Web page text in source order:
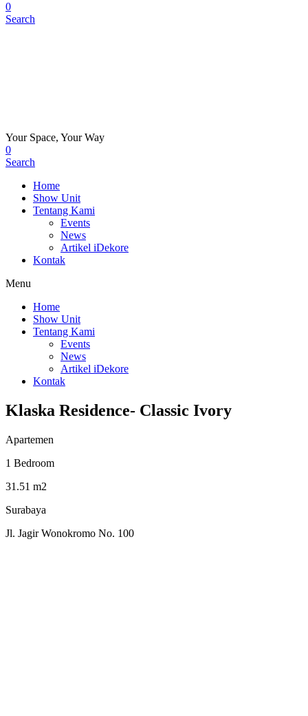
0
Search
Your Space, Your Way
0
Search
Home
Show Unit
Tentang Kami
Events
News
Artikel iDekore
Kontak
Menu
Home
Show Unit
Tentang Kami
Events
News
Artikel iDekore
Kontak
Klaska Residence- Classic Ivory
Apartemen
1 Bedroom
31.51 m2
Surabaya
Jl. Jagir Wonokromo No. 100